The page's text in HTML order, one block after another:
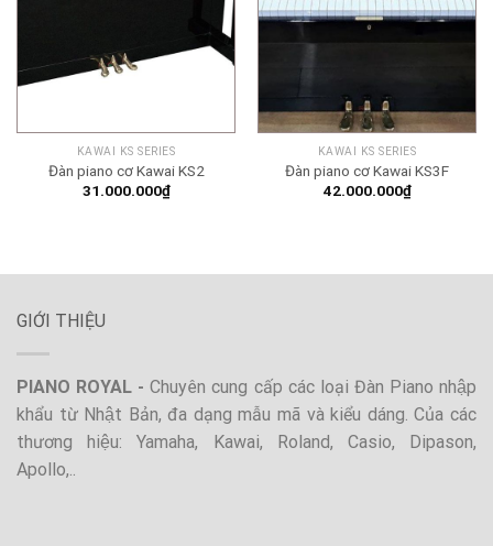
KAWAI KS SERIES
Đàn piano cơ Kawai KS2
31.000.000₫
KAWAI KS SERIES
Đàn piano cơ Kawai KS3F
42.000.000₫
GIỚI THIỆU
PIANO ROYAL -Chuyên cung cấp các loại Đàn Piano nhập
khẩu từ Nhật Bản, đa dạng mẫu mã và kiểu dáng. Của các
thương hiệu: Yamaha, Kawai, Roland, Casio, Dipason,
Apollo,..